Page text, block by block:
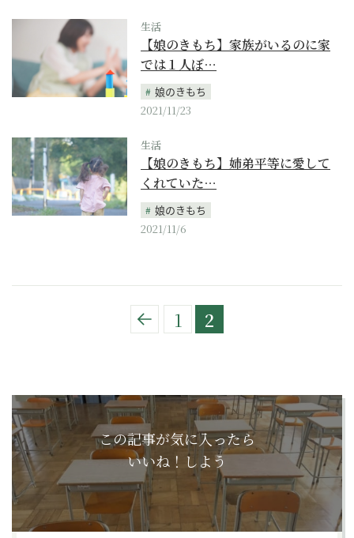
生活
【娘のきもち】家族がいるのに家
では１人ぼ…
娘のきもち
2021/11/23
生活
【娘のきもち】姉弟平等に愛して
くれていた…
娘のきもち
2021/11/6
1 2
この記事が気に入ったら
いいね！しよう